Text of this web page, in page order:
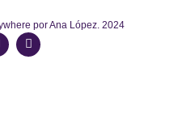
por Ana López. 2024